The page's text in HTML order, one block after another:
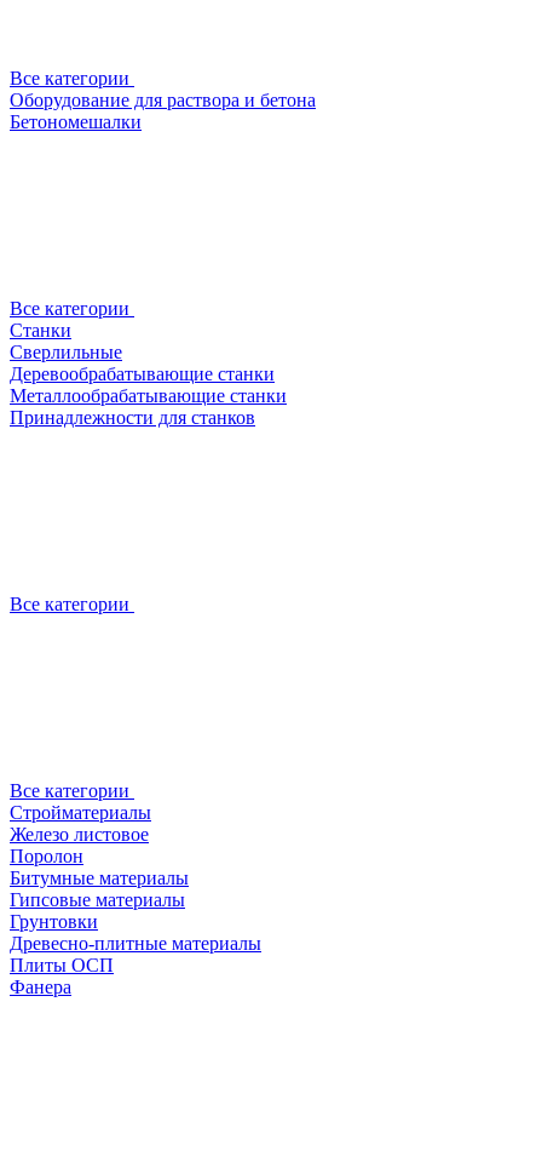
Все категории
Оборудование для раствора и бетона
Бетономешалки
Все категории
Станки
Сверлильные
Деревообрабатывающие станки
Металлообрабатывающие станки
Принадлежности для станков
Все категории
Все категории
Стройматериалы
Железо листовое
Поролон
Битумные материалы
Гипсовые материалы
Грунтовки
Древесно-плитные материалы
Плиты ОСП
Фанера